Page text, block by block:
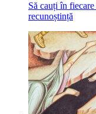
Să cauți în
recunoștință